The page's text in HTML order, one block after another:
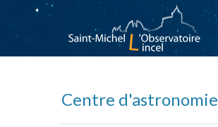
Centre d'astronomie